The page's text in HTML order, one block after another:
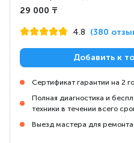
29 000 ₸
4.8 (380
Добавить к
Сертификат гарантии на 2
Полная диагностика и
техники в течении всего
Выезд мастера для